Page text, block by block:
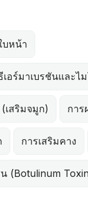
บหน้า
อร์มาเบรชันและไ
เสริมจมูก) การ
การเสริมคาง
(Botulinum